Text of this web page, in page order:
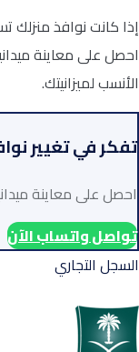
إذا كانت نوافذ منزلك
احصل على معاينة
الأنسب لميزانيتك.
تفكر في تغيير
احصل على معاينة
تواصل واتساب الآن
السجل التجاري